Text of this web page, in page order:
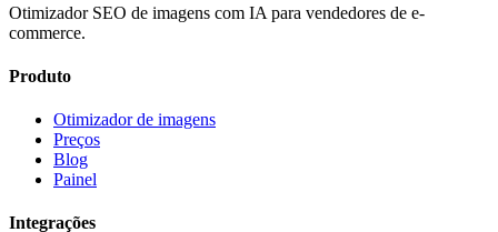
Otimizador SEO de imagens com IA para vendedores de e-
commerce.
Produto
Otimizador de imagens
Preços
Blog
Painel
Integrações